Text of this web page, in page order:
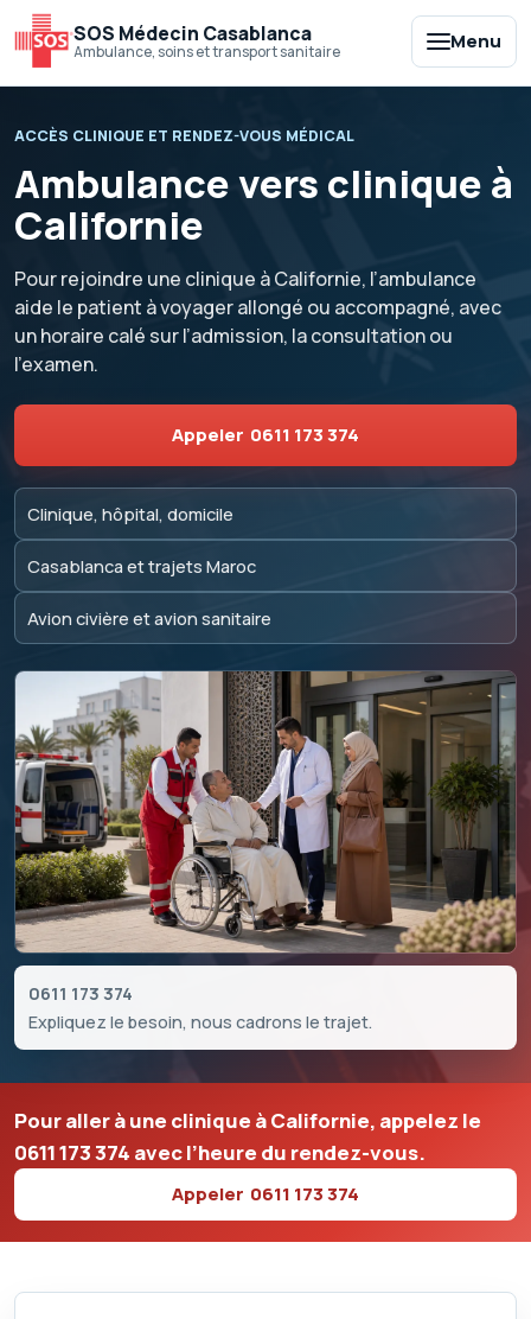
SOS Médecin Casablanca
Ambulance, soins et transport sanitaire Menu
ACCÈS CLINIQUE ET RENDEZ-VOUS MÉDICAL
Ambulance vers clinique à
Californie
Pour rejoindre une clinique à Californie, l’ambulance
aide le patient à voyager allongé ou accompagné, avec
un horaire calé sur l’admission, la consultation ou
l’examen.
Appeler 0611 173 374
Clinique, hôpital, domicile
Casablanca et trajets Maroc
Avion civière et avion sanitaire
0611 173 374
Expliquez le besoin, nous cadrons le trajet.
Pour aller à une clinique à Californie, appelez le
0611 173 374 avec l’heure du rendez-vous.
Appeler 0611 173 374